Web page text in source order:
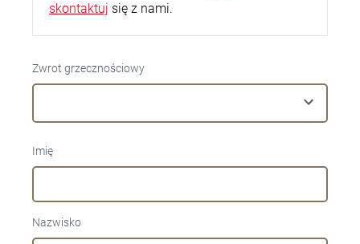
skontaktuj się z nami.
Zwrot grzecznościowy
Imię
Nazwisko